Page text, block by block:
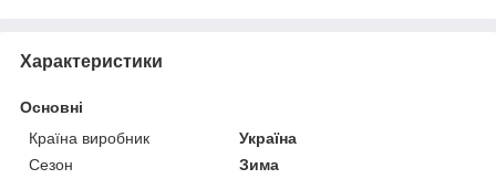
Характеристики
Основні
Країна виробник
Україна
Сезон
Зима